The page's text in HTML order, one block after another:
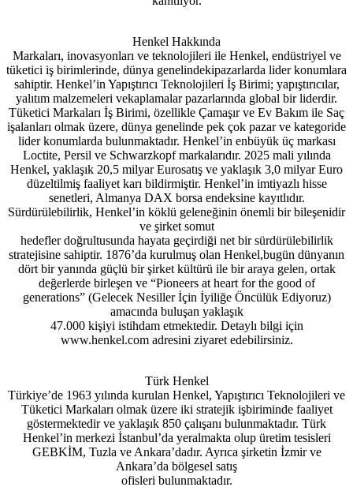
Henkel Hakkında
Markaları, inovasyonları ve teknolojileri ile Henkel, endüstriyel ve
tüketici iş birimlerinde, dünya genelindekipazarlarda lider konumlara
sahiptir. Henkel’in Yapıştırıcı Teknolojileri İş Birimi; yapıştırıcılar,
yalıtım malzemeleri vekaplamalar pazarlarında global bir liderdir.
Tüketici Markaları İş Birimi, özellikle Çamaşır ve Ev Bakım ile Saç
işalanları olmak üzere, dünya genelinde pek çok pazar ve kategoride
lider konumlarda bulunmaktadır. Henkel’in enbüyük üç markası
Loctite, Persil ve Schwarzkopf markalarıdır. 2025 mali yılında
Henkel, yaklaşık 20,5 milyar Eurosatış ve yaklaşık 3,0 milyar Euro
düzeltilmiş faaliyet karı bildirmiştir. Henkel’in imtiyazlı hisse
senetleri, Almanya DAX borsa endeksine kayıtlıdır.
Sürdürülebilirlik, Henkel’in köklü geleneğinin önemli bir bileşenidir
ve şirket somut
hedefler doğrultusunda hayata geçirdiği net bir sürdürülebilirlik
stratejisine sahiptir. 1876’da kurulmuş olan Henkel,bugün dünyanın
dört bir yanında güçlü bir şirket kültürü ile bir araya gelen, ortak
değerlerde birleşen ve “Pioneers at heart for the good of
generations” (Gelecek Nesiller İçin İyiliğe Öncülük Ediyoruz)
amacında buluşan yaklaşık
47.000 kişiyi istihdam etmektedir. Detaylı bilgi için
www.henkel.com adresini ziyaret edebilirsiniz.
Türk Henkel
Türkiye’de 1963 yılında kurulan Henkel, Yapıştırıcı Teknolojileri ve
Tüketici Markaları olmak üzere iki stratejik işbiriminde faaliyet
göstermektedir ve yaklaşık 850 çalışanı bulunmaktadır. Türk
Henkel’in merkezi İstanbul’da yeralmakta olup üretim tesisleri
GEBKİM, Tuzla ve Ankara’dadır. Ayrıca şirketin İzmir ve
Ankara’da bölgesel satış
ofisleri bulunmaktadır.